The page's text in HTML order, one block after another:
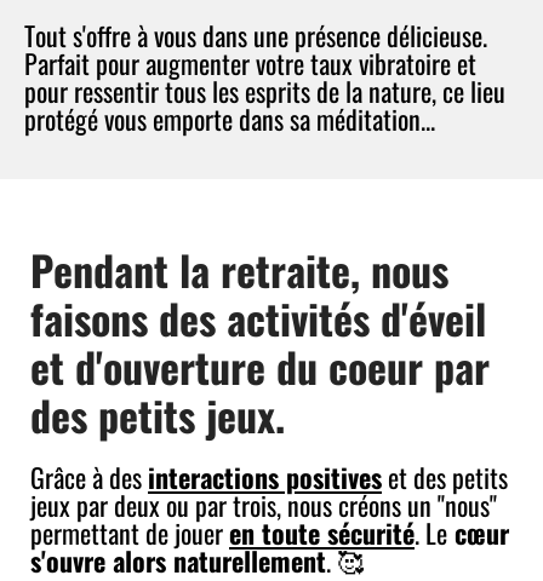
Tout s'offre à vous dans une présence délicieuse.
Parfait pour augmenter votre taux vibratoire et
pour ressentir tous les esprits de la nature, ce lieu
protégé vous emporte dans sa méditation...
Pendant la retraite, nous
faisons des activités d'éveil
et d'ouverture du coeur par
des petits jeux.
Grâce à desinteractions positiveset des petits
jeux par deux ou par trois, nous créons un "nous"
permettant de joueren toute sécurité. Lecœur
s'ouvre alors naturellement. 🥰